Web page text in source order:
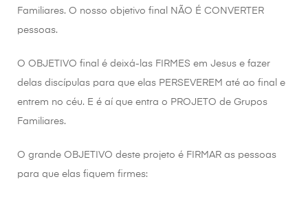
Familiares. O nosso objetivo final NÃO É CONVERTER
pessoas.
O OBJETIVO final é deixá-las FIRMES em Jesus e fazer
delas discípulas para que elas PERSEVEREM até ao final e
entrem no céu. E é aí que entra o PROJETO de Grupos
Familiares.
O grande OBJETIVO deste projeto é FIRMAR as pessoas
para que elas fiquem firmes: